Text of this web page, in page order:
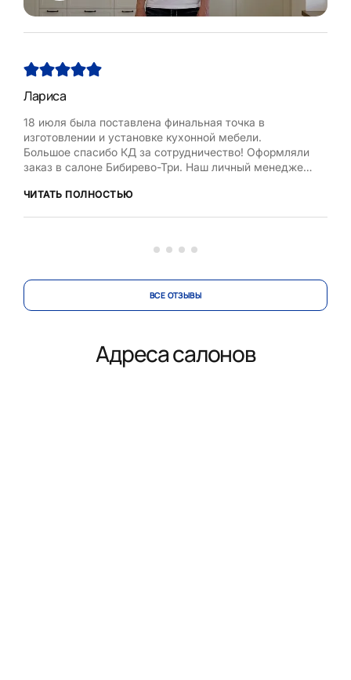
Лариса
18 июля была поставлена финальная точка в
изготовлении и установке кухонной мебели.
Большое спасибо КД за сотрудничество! Оформляли
заказ в салоне Бибирево-Три. Наш личный менеджер
оптимальный проект, исходя из маленькой площади
ЧИТАТЬ ПОЛНОСТЬЮ
ВСЕ ОТЗЫВЫ
Адреса салонов